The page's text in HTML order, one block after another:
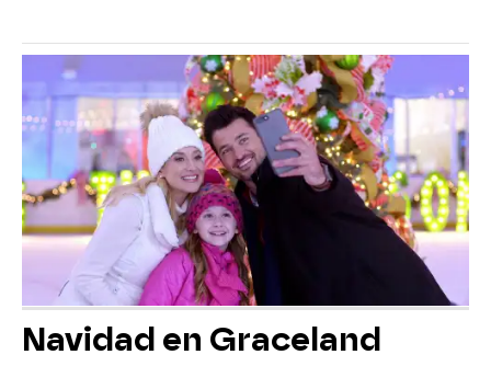
Navidad en Graceland